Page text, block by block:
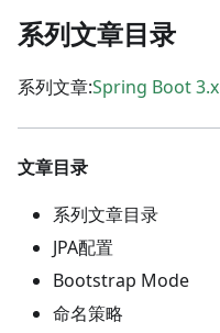
系列文章目录
系列文章:Spring Boot
文章目录
系列文章目录
JPA配置
Bootstrap Mode
命名策略